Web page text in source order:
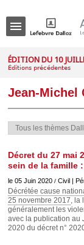
ÉDITION DU 10
Éditions précédentes
Jean-Michel
Décret du 27 mai
sein de la famille
le 05 Juin 2020 / Civil |
Décrétée cause
25 novembre 2017, la
généralement les
avec la publication au
2020 du décret n°